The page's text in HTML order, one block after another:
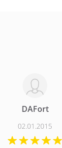
DAFort
02.01.2015